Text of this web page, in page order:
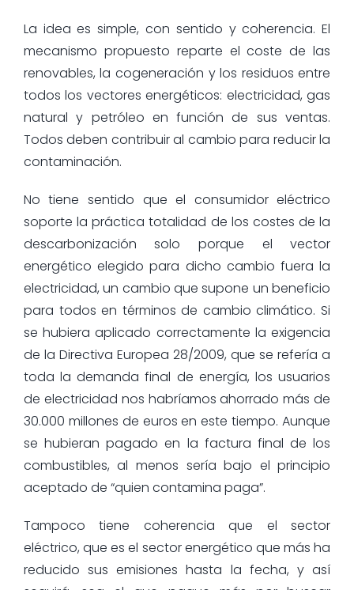
La idea es simple, con sentido y coherencia. El
mecanismo propuesto reparte el coste de las
renovables, la cogeneración y los residuos entre
todos los vectores energéticos: electricidad, gas
natural y petróleo en función de sus ventas.
Todos deben contribuir al cambio para reducir la
contaminación.
No tiene sentido que el consumidor eléctrico
soporte la práctica totalidad de los costes de la
descarbonización solo porque el vector
energético elegido para dicho cambio fuera la
electricidad, un cambio que supone un beneficio
para todos en términos de cambio climático. Si
se hubiera aplicado correctamente la exigencia
de la Directiva Europea 28/2009, que se refería a
toda la demanda final de energía, los usuarios
de electricidad nos habríamos ahorrado más de
30.000 millones de euros en este tiempo. Aunque
se hubieran pagado en la factura final de los
combustibles, al menos sería bajo el principio
aceptado de “quien contamina paga”.
Tampoco tiene coherencia que el sector
eléctrico, que es el sector energético que más ha
reducido sus emisiones hasta la fecha, y así